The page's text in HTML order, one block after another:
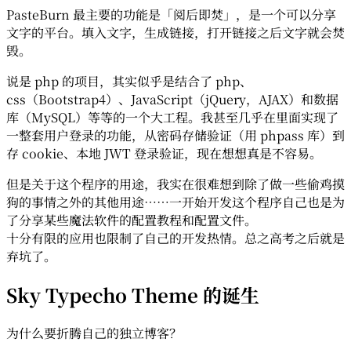
PasteBurn 最主要的功能是「阅后即焚」，是一个可以分享
文字的平台。填入文字，生成链接，打开链接之后文字就会焚
毁。
说是 php 的项目，其实似乎是结合了 php、
css（Bootstrap4）、JavaScript（jQuery，AJAX）和数据
库（MySQL）等等的一个大工程。我甚至几乎在里面实现了
一整套用户登录的功能，从密码存储验证（用 phpass 库）到
存 cookie、本地 JWT 登录验证，现在想想真是不容易。
但是关于这个程序的用途，我实在很难想到除了做一些偷鸡摸
狗的事情之外的其他用途……一开始开发这个程序自己也是为
了分享某些魔法软件的配置教程和配置文件。
十分有限的应用也限制了自己的开发热情。总之高考之后就是
弃坑了。
Sky Typecho Theme 的诞生
为什么要折腾自己的独立博客？